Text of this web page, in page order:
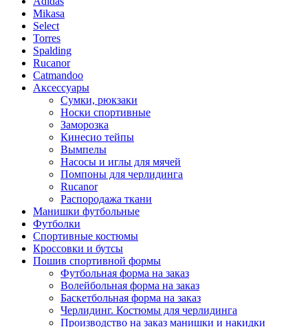
Mikasa
Select
Torres
Spalding
Rucanor
Catmandoo
Аксессуары
Сумки, рюкзаки
Носки спортивные
Заморозка
Кинесио тейпы
Вымпелы
Насосы и иглы для мячей
Помпоны для черлидинга
Rucanor
Распородажа ткани
Манишки футбольные
Футболки
Спортивные костюмы
Кроссовки и бутсы
Пошив спортивной формы
Футбольная форма на заказ
Волейбольная форма на заказ
Баскетбольная форма на заказ
Черлидинг. Костюмы для черлидинга
Производство на заказ манишки и накидки